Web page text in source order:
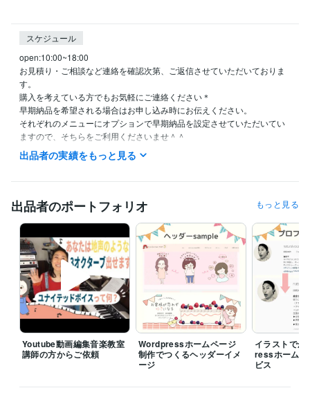
スケジュール
open:10:00~18:00
お見積り・ご相談など連絡を確認次第、ご返信させていただいておりま
す。
購入を考えている方でもお気軽にご連絡ください＊
早期納品を希望される場合はお申し込み時にお伝えください。
それぞれのメニューにオプションで早期納品を設定させていただいてい
資格・検定
漢字検定２級 取得年 : 2013年
得意分野
イラスト作成・漫画制作
心がゆるまるイラスト・漫画作成が得意で
す
ビジネス
出品者の実績をもっと見る
出品者のポートフォリオ もっと見る
Youtube動画編集音楽教室
講師の方からご依頼
Wordpressホームページ
制作でつくるヘッダーイメ
ージ
イラストで
ressホームペ
ビス